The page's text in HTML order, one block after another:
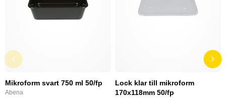
Mikroform svart 750 ml 50/fp
Abena
Lock klar till mikroform
170x118mm 50/fp